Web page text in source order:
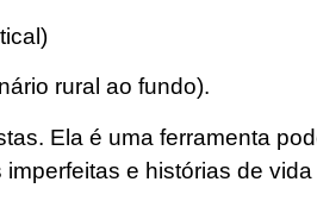
rural ao fundo).
Ela é uma ferramenta
e histórias de